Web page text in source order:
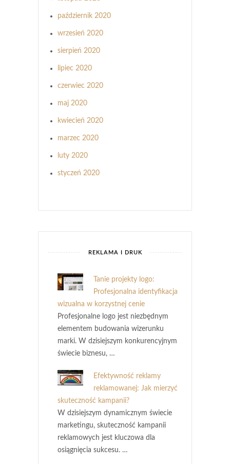
październik 2020
wrzesień 2020
sierpień 2020
lipiec 2020
czerwiec 2020
maj 2020
kwiecień 2020
marzec 2020
luty 2020
styczeń 2020
REKLAMA I DRUK
Tanie projekty logo:
Profesjonalna identyfikacja
wizualna w korzystnej cenie
Profesjonalne logo jest niezbędnym
elementem budowania wizerunku
marki. W dzisiejszym konkurencyjnym
świecie biznesu, …
Efektywność reklamy
reklamowanej: Jak mierzyć
skuteczność kampanii?
W dzisiejszym dynamicznym świecie
marketingu, skuteczność kampanii
reklamowych jest kluczowa dla
osiągnięcia sukcesu. …